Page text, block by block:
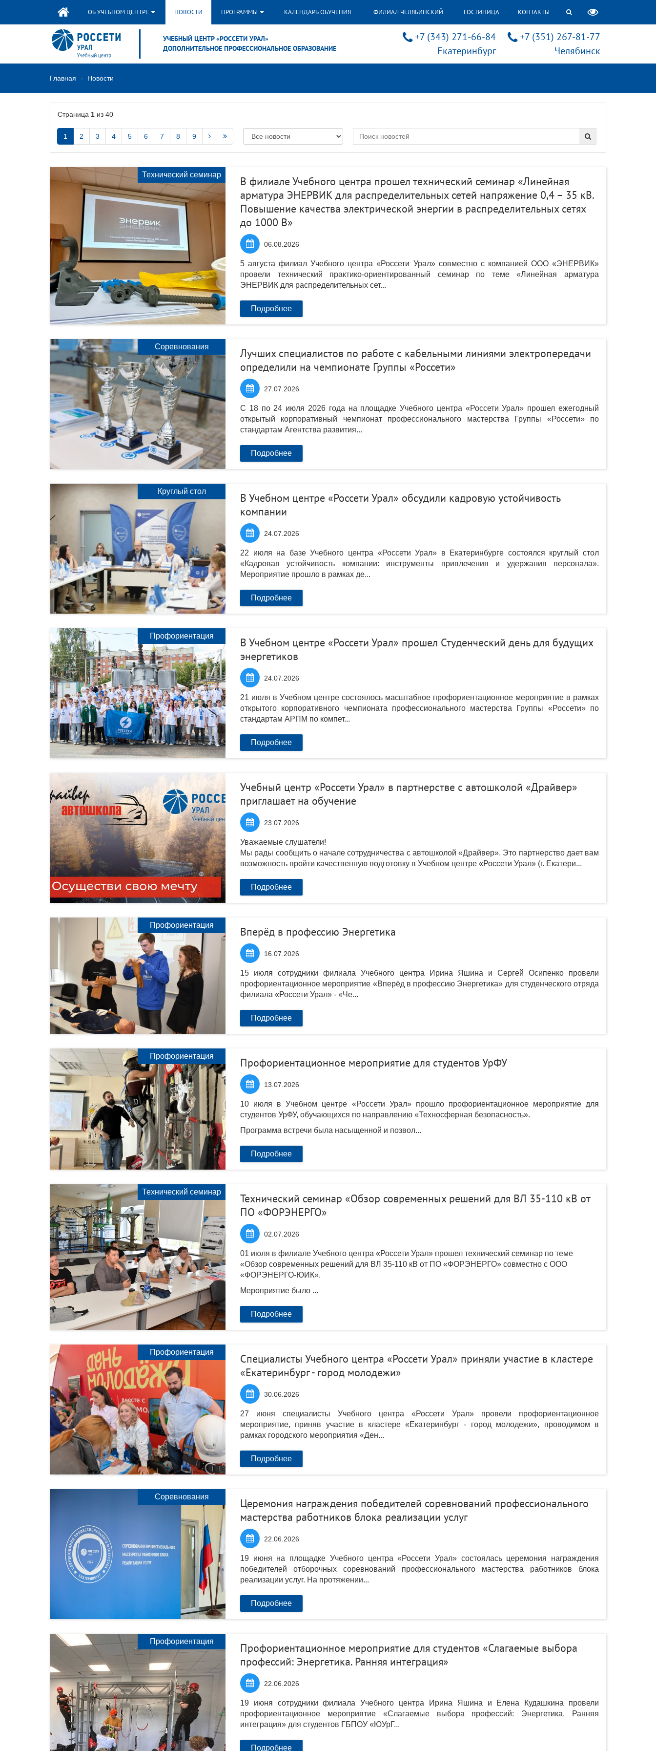
ОБ УЧЕБНОМ ЦЕНТРЕ НОВОСТИ ПРОГРАММЫ КАЛЕНДАРЬ ОБУЧЕНИЯ ФИЛИАЛ ЧЕЛЯБИНСКИЙ ГОСТИНИЦА КОНТАКТЫ
УЧЕБНЫЙ ЦЕНТР «РОССЕТИ УРАЛ»
ДОПОЛНИТЕЛЬНОЕ ПРОФЕССИОНАЛЬНОЕ ОБРАЗОВАНИЕ
+7 (343) 271-66-84
Екатеринбург
+7 (351) 267-81-77
Челябинск
Главная Новости
Страница 1 из 40
1 2 3 4 5 6 7 8 9
Технический семинар
В филиале Учебного центра прошел технический семинар «Линейная
арматура ЭНЕРВИК для распределительных сетей напряжение 0,4 – 35 кВ.
Повышение качества электрической энергии в распределительных сетях
до 1000 В»
 06.08.2026
5 августа филиал Учебного центра «Россети Урал» совместно с компанией ООО «ЭНЕРВИК»
провели технический практико-ориентированный семинар по теме «Линейная арматура
ЭНЕРВИК для распределительных сет...
Подробнее
Соревнования
Лучших специалистов по работе с кабельными линиями электропередачи
определили на чемпионате Группы «Россети»
 27.07.2026
С 18 по 24 июля 2026 года на площадке Учебного центра «Россети Урал» прошел ежегодный
открытый корпоративный чемпионат профессионального мастерства Группы «Россети» по
стандартам Агентства развития...
Подробнее
Круглый стол
В Учебном центре «Россети Урал» обсудили кадровую устойчивость
компании
 24.07.2026
22 июля на базе Учебного центра «Россети Урал» в Екатеринбурге состоялся круглый стол
«Кадровая устойчивость компании: инструменты привлечения и удержания персонала».
Мероприятие прошло в рамках де...
Подробнее
Профориентация
В Учебном центре «Россети Урал» прошел Студенческий день для будущих
энергетиков
 24.07.2026
21 июля в Учебном центре состоялось масштабное профориентационное мероприятие в рамках
открытого корпоративного чемпионата профессионального мастерства Группы «Россети» по
стандартам АРПМ по компет...
Подробнее
Учебный центр «Россети Урал» в партнерстве с автошколой «Драйвер»
приглашает на обучение
 23.07.2026
Уважаемые слушатели!
Мы рады сообщить о начале сотрудничества с автошколой «Драйвер». Это партнерство дает вам
возможность пройти качественную подготовку в Учебном центре «Россети Урал» (г. Екатери...
Подробнее
Профориентация Вперёд в профессию Энергетика
 16.07.2026
15 июля сотрудники филиала Учебного центра Ирина Яшина и Сергей Осипенко провели
профориентационное мероприятие «Вперёд в профессию Энергетика» для студенческого отряда
филиала «Россети Урал» - «Че...
Подробнее
Профориентация Профориентационное мероприятие для студентов УрФУ
 13.07.2026
10 июля в Учебном центре «Россети Урал» прошло профориентационное мероприятие для
студентов УрФУ, обучающихся по направлению «Техносферная безопасность».
Программа встречи была насыщенной и позвол...
Подробнее
Технический семинар
Технический семинар «Обзор современных решений для ВЛ 35-110 кВ от
ПО «ФОРЭНЕРГО»
 02.07.2026
01 июля в филиале Учебного центра «Россети Урал» прошел технический семинар по теме
«Обзор современных решений для ВЛ 35-110 кВ от ПО «ФОРЭНЕРГО» совместно с ООО
«ФОРЭНЕРГО-ЮИК».
Мероприятие было ...
Подробнее
Профориентация
Специалисты Учебного центра «Россети Урал» приняли участие в кластере
«Екатеринбург - город молодежи»
 30.06.2026
27 июня специалисты Учебного центра «Россети Урал» провели профориентационное
мероприятие, приняв участие в кластере «Екатеринбург - город молодежи», проводимом в
рамках городского мероприятия «Ден...
Подробнее
Соревнования
Церемония награждения победителей соревнований профессионального
мастерства работников блока реализации услуг
 22.06.2026
19 июня на площадке Учебного центра «Россети Урал» состоялась церемония награждения
победителей отборочных соревнований профессионального мастерства работников блока
реализации услуг. На протяжении...
Подробнее
Профориентация
Профориентационное мероприятие для студентов «Слагаемые выбора
профессий: Энергетика. Ранняя интеграция»
 22.06.2026
19 июня сотрудники филиала Учебного центра Ирина Яшина и Елена Кудашкина провели
профориентационное мероприятие «Слагаемые выбора профессий: Энергетика. Ранняя
интеграция» для студентов ГБПОУ «ЮУрГ...
Подробнее